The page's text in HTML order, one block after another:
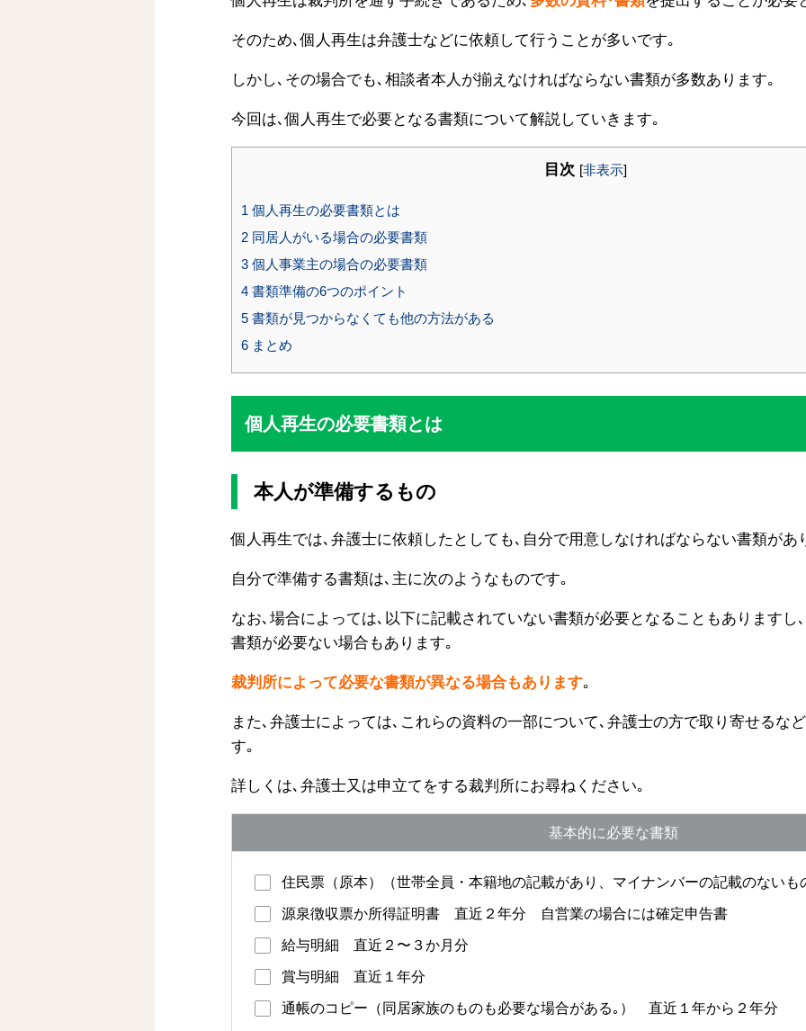
そのため､個人再生は弁護士などに依頼して行うことが多いです｡
しかし､その場合でも､相談者本人が揃えなければならない書類が多数あります｡
今回は､個人再生で必要となる書類について解説していきます｡
目次 [非表示]
1 個人再生の必要書類とは
2 同居人がいる場合の必要書類
3 個人事業主の場合の必要書類
4 書類準備の6つのポイント
5 書類が見つからなくても他の方法がある
6 まとめ
個人再生の必要書類とは
本人が準備するもの
個人再生では､弁護士に依頼したとしても､自分で用意しなければならない書類があ
自分で準備する書類は､主に次のようなものです｡
なお､場合によっては､以下に記載されていない書類が必要となることもありますし
書類が必要ない場合もあります｡
裁判所によって必要な書類が異なる場合もあります｡
また､弁護士によっては､これらの資料の一部について､弁護士の方で取り寄せるな
す｡
詳しくは､弁護士又は申立てをする裁判所にお尋ねください｡
基本的に必要な書類
住民票（原本）（世帯全員・本籍地の記載があり、マイナンバーの記載のないも
源泉徴収票か所得証明書 直近２年分 自営業の場合には確定申告書
給与明細 直近２〜３か月分
賞与明細 直近１年分
通帳のコピー（同居家族のものも必要な場合がある｡） 直近１年から２年分